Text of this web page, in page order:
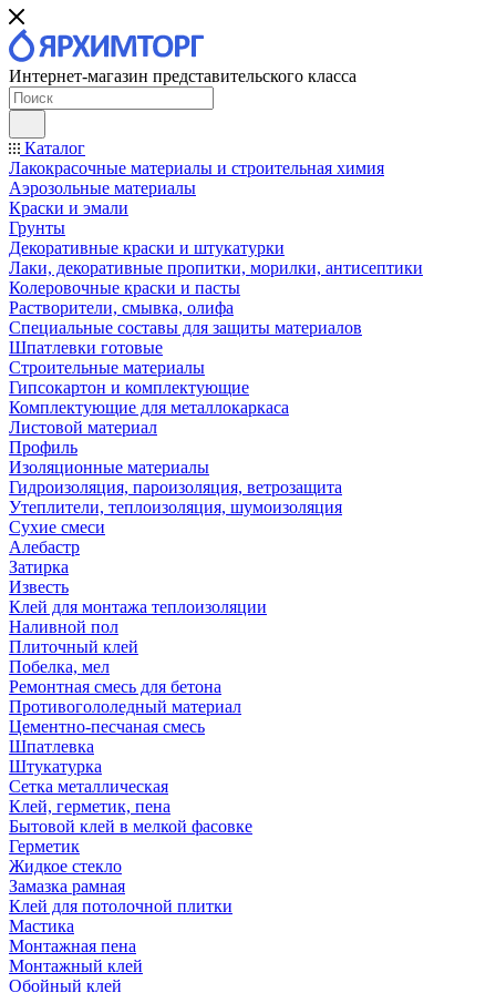
Интернет-магазин представительского класса
Каталог
Лакокрасочные материалы и строительная химия
Аэрозольные материалы
Краски и эмали
Грунты
Декоративные краски и штукатурки
Лаки, декоративные пропитки, морилки, антисептики
Колеровочные краски и пасты
Растворители, смывка, олифа
Специальные составы для защиты материалов
Шпатлевки готовые
Строительные материалы
Гипсокартон и комплектующие
Комплектующие для металлокаркаса
Листовой материал
Профиль
Изоляционные материалы
Гидроизоляция, пароизоляция, ветрозащита
Утеплители, теплоизоляция, шумоизоляция
Сухие смеси
Алебастр
Затирка
Известь
Клей для монтажа теплоизоляции
Наливной пол
Плиточный клей
Побелка, мел
Ремонтная смесь для бетона
Противогололедный материал
Цементно-песчаная смесь
Шпатлевка
Штукатурка
Сетка металлическая
Клей, герметик, пена
Бытовой клей в мелкой фасовке
Герметик
Жидкое стекло
Замазка рамная
Клей для потолочной плитки
Мастика
Монтажная пена
Монтажный клей
Обойный клей